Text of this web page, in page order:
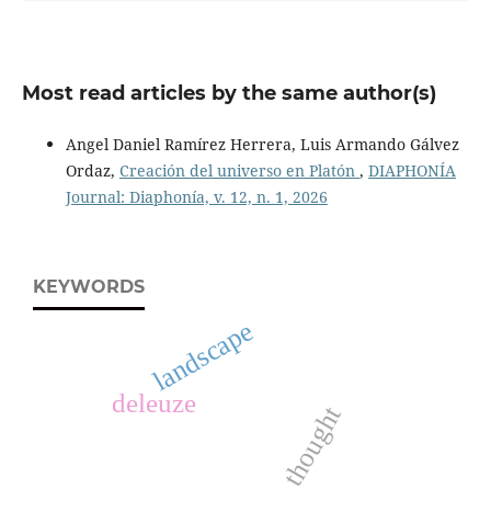
Most read articles by the same author(s)
Angel Daniel Ramírez Herrera, Luis Armando Gálvez
Ordaz, Creación del universo en Platón , DIAPHONÍA
Journal: Diaphonía, v. 12, n. 1, 2026
KEYWORDS
deleuze
landscape
thought